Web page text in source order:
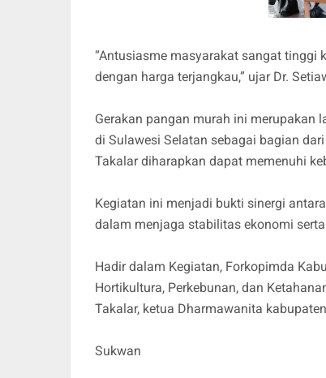
“Antusiasme masyarakat sangat tinggi
dengan harga terjangkau,” ujar Dr.
Gerakan pangan murah ini merupakan
di Sulawesi Selatan sebagai bagian
Takalar diharapkan dapat memenuhi
Kegiatan ini menjadi bukti sinergi
dalam menjaga stabilitas ekonomi
Hadir dalam Kegiatan, Forkopimda
Hortikultura, Perkebunan, dan
Takalar, ketua Dharmawanita
Sukwan